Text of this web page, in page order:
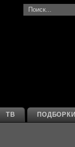
ПОДБОРКИ
ТВ